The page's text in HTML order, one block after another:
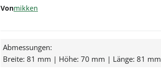
Vonmikken
Abmessungen:
Breite: 81 mm | Höhe: 70 mm | Länge: 81 mm